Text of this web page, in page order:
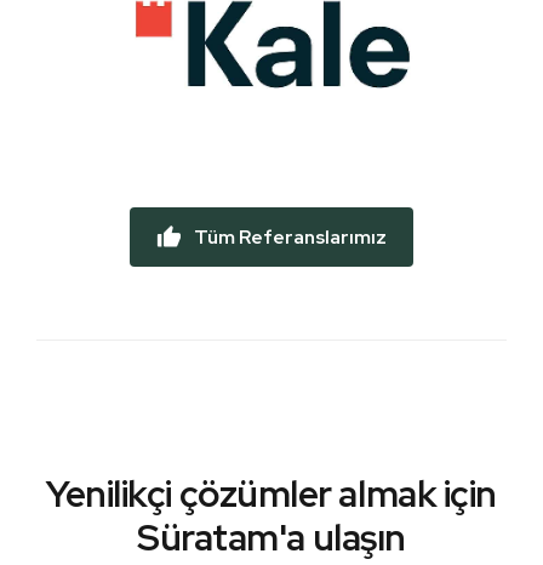
Tüm Referanslarımız
Yenilikçi çözümler almak için
Süratam'a ulaşın